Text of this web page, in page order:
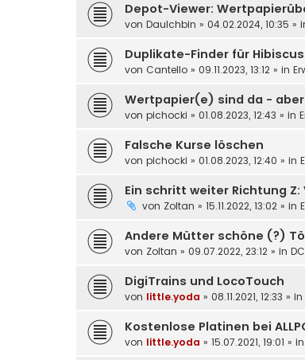
Depot-Viewer:
von DauIchbin » 04.02.2024, 10:35 »
Duplikate-Finder für Hibiscus
von Cantello » 09.11.2023, 13:12 » in
Wertpapier(e) sind da -
von pichocki » 01.08.2023, 12:43 » in
Falsche Kurse löschen
von pichocki » 01.08.2023, 12:40 » in
Ein schritt weiter Richtung Z:
von Zoltan » 15.11.2022, 13:02 » in
Andere Mütter schöne (?)
von Zoltan » 09.07.2022, 23:12 » in
DigiTrains und LocoTouch
von little.yoda » 08.11.2021, 12:33 » in
Kostenlose Platinen bei
von little.yoda » 15.07.2021, 19:01 » in